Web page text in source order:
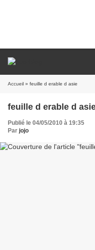
Accueil » feuille d erable d asie
feuille d erable d
Publié le 04/05/2010 à 19:35
Par jojo